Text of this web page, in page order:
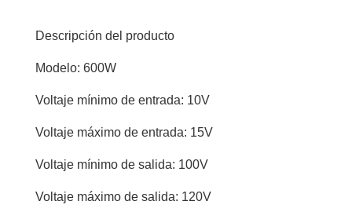
Descripción del producto
Modelo: 600W
Voltaje mínimo de entrada: 10V
Voltaje máximo de entrada: 15V
Voltaje mínimo de salida: 100V
Voltaje máximo de salida: 120V